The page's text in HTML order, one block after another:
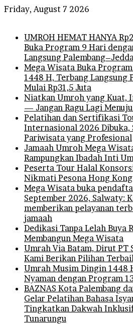
Friday, August 7 2026
UMROH HEMAT HANYA
Buka Program 9 Hari
Langsung
Mega Wisata Buka
1448 H, Terbang Langsung
Mulai Rp31,5 Juta
Niatkan Umroh yang Kuat,
— Jangan Ragu Lagi
Pelatihan dan Sertifikasi
Internasional 2026 Dibuka,
Pariwisata yang Profesional
Jamaah Umroh Mega
Rampungkan Ibadah Inti
Peserta Tour Halal
Nikmati Pesona Hong Kong
Mega Wisata buka
September 2026, Salwaty:
memberikan pelayanan
jamaah
Dedikasi Tanpa Lelah Buya
Membangun Mega Wisata
Umrah Via Batam, Dirut PT
Kami Berikan Pilihan
Umrah Musim Dingin 1448
Nyaman dengan Program
BAZNAS Kota Palembang
Gelar Pelatihan Bahasa
Tingkatkan Dakwah
Tunarungu